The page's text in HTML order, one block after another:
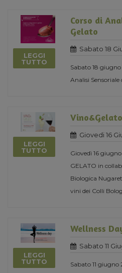
LEGGI
TUTTO
Corso di
Gelato
Sabato 18
Sabato 18 giugno
Analisi
LEGGI
TUTTO
Vino&Gelato
Giovedi 16
Giovedì 16
GELATO in
Biologica
vini dei Colli
LEGGI
TUTTO
Wellness
Sabato 11
Sabato 11 giugno